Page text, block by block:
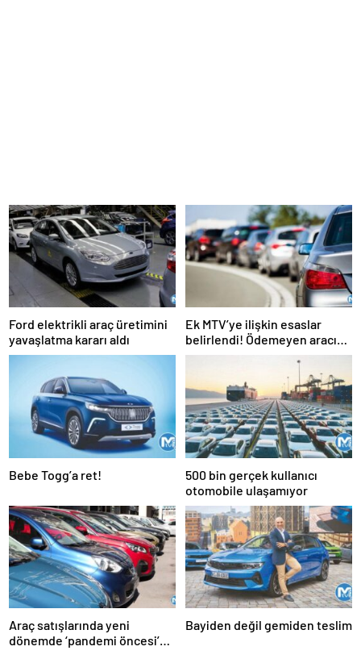
Ford elektrikli araç üretimini
yavaşlatma kararı aldı
Ek MTV’ye ilişkin esaslar
belirlendi! Ödemeyen aracını
satamayacak
Bebe Togg’a ret!
500 bin gerçek kullanıcı
otomobile ulaşamıyor
Araç satışlarında yeni
dönemde ‘pandemi öncesi’
Bayiden değil gemiden teslim